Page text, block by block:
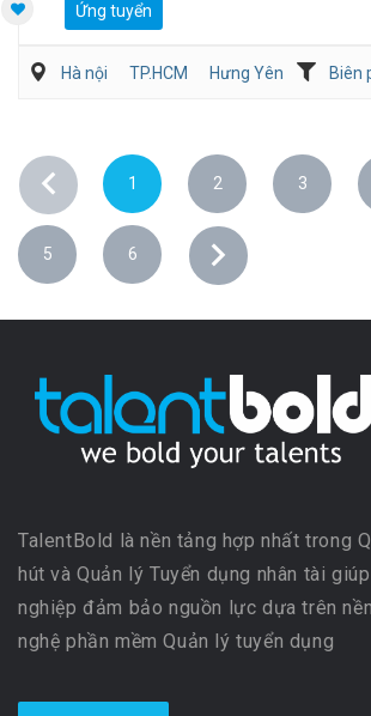
Ứng tuyển
Hà nội TP.HCM Hưng Yên
Biên
1 2 3
5 6
TalentBold là nền tảng hợp nhất trong
hút và Quản lý Tuyển dụng nhân tài
nghiệp đảm bảo nguồn lực dựa trên
nghệ phần mềm Quản lý tuyển dụng